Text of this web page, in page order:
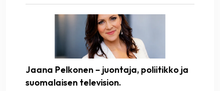
Jaana Pelkonen – juontaja, poliitikko ja
suomalaisen television.